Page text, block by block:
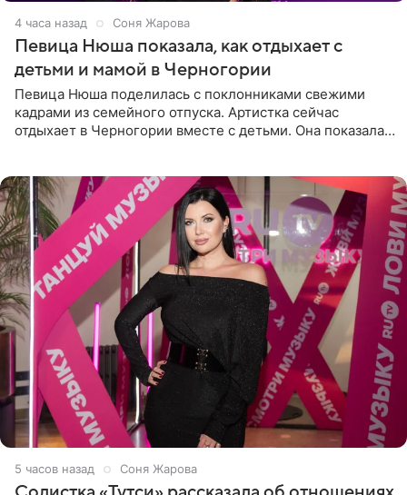
4 часа назад Соня Жарова
Певица Нюша показала, как отдыхает с
детьми и мамой в Черногории
Певица Нюша поделилась с поклонниками свежими
кадрами из семейного отпуска. Артистка сейчас
отдыхает в Черногории вместе с детьми. Она показала,
5 часов назад Соня Жарова